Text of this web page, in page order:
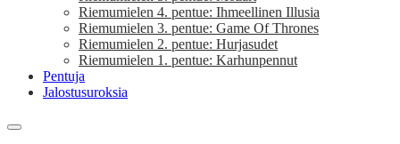
Riemumielen 4. pentue: Ihmeellinen Illusia
Riemumielen 3. pentue: Game Of Thrones
Riemumielen 2. pentue: Hurjasudet
Riemumielen 1. pentue: Karhunpennut
Pentuja
Jalostusuroksia